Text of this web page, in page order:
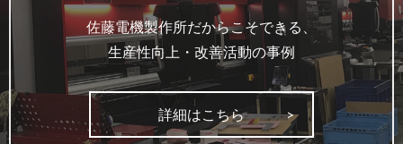
佐藤電機製作所だからこそできる、
生産性向上・改善活動の事例
詳細はこちら